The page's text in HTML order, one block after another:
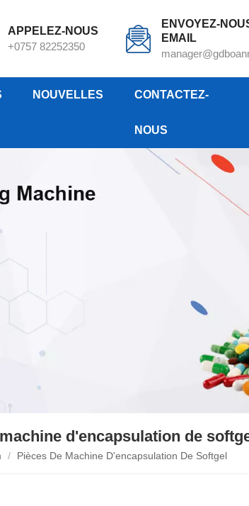
APPELEZ-NOUS
+0757 82252350
ENVOYEZ-
EMAIL
NOUVELLES CONTACTEZ-
NOUS
d'encapsulation de
/ Pièces De Machine D'encapsulation De Softgel